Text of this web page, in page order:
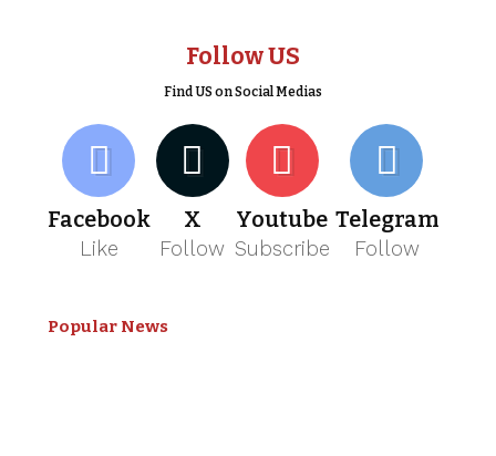
Follow US
Find US on Social Medias
Facebook
Like
X
Follow
Youtube
Subscribe
Telegram
Follow
Popular News